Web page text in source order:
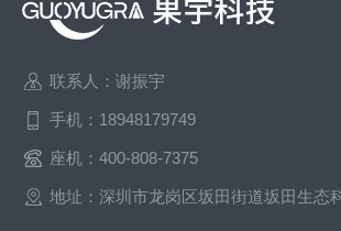
联系人：谢振宇
手机：18948179749
座机：400-808-7375
地址：深圳市龙岗区坂田街道坂田生态